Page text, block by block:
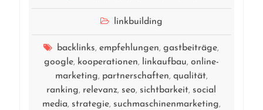
linkbuilding
backlinks,empfehlungen,gastbeiträge,
google, kooperationen, linkaufbau, online-
marketing, partnerschaften, qualität,
ranking, relevanz, seo, sichtbarkeit, social
media, strategie, suchmaschinenmarketing,